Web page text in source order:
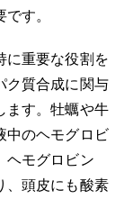
す。
に重要な役割を
ク質合成に関与
ます。牡蠣や牛
中のヘモグロビ
ヘモグロビン
、頭皮にも酸素